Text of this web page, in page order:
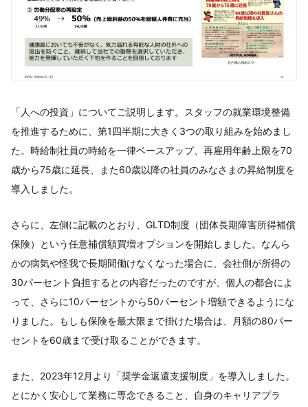
「人への投資」についてご説明します。スタッフの就業環境整備
を推進するために、第1四半期に大きく3つの取り組みを始めまし
た。時給制社員の時給を一律ベースアップ、再雇用年齢上限を70
歳から75歳に延長、また60歳以降の社員のみなさまの昇給制度を
導入しました。
さらに、左側に記載のとおり、GLTD制度（団体長期障害所得補償
保険）という任意補償額買増オプションを開始しました。なんら
かの病気や怪我で長期間働けなくなった場合に、会社側が所得の
30パーセント負担するとの内容だったのですが、個人の都合によ
って、さらに10パーセントから50パーセント増額できるようにな
りました。もしも保険を最大限まで掛けた場合は、月額の80パー
セントを60歳まで受け取ることができます。
また、2023年12月より「奨学金返還支援制度」を導入しました。
とにかく安心して業務に専念できること、自身のキャリアプラ